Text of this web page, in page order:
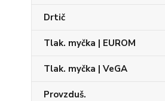
Drtič
Tlak. myčka | EUROM
Tlak. myčka | VeGA
Provzduš.